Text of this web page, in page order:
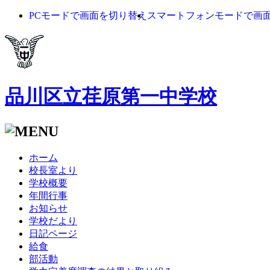
PCモードで画面を切り替え スマートフォンモードで画
品川区立荏原第一中学校
ホーム
校長室より
学校概要
年間行事
お知らせ
学校だより
日記ページ
給食
部活動